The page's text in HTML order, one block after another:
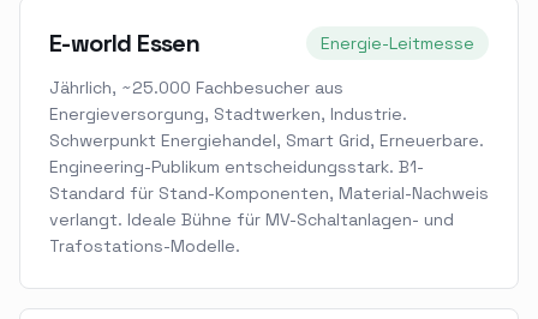
E-world Essen Energie-Leitmesse
Jährlich, ~25.000 Fachbesucher aus
Energieversorgung, Stadtwerken, Industrie.
Schwerpunkt Energiehandel, Smart Grid, Erneuerbare.
Engineering-Publikum entscheidungsstark. B1-
Standard für Stand-Komponenten, Material-Nachweis
verlangt. Ideale Bühne für MV-Schaltanlagen- und
Trafostations-Modelle.